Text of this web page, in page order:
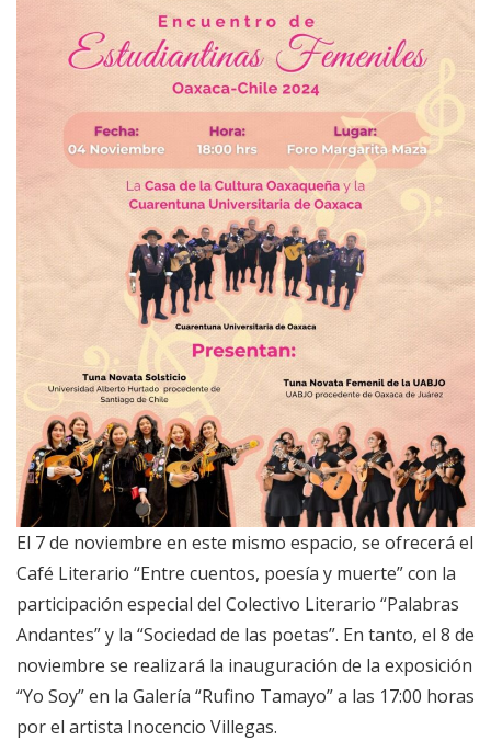
El 7 de noviembre en este mismo espacio, se ofrecerá el
Café Literario “Entre cuentos, poesía y muerte” con la
participación especial del Colectivo Literario “Palabras
Andantes” y la “Sociedad de las poetas”. En tanto, el 8 de
noviembre se realizará la inauguración de la exposición
“Yo Soy” en la Galería “Rufino Tamayo” a las 17:00 horas
por el artista Inocencio Villegas.